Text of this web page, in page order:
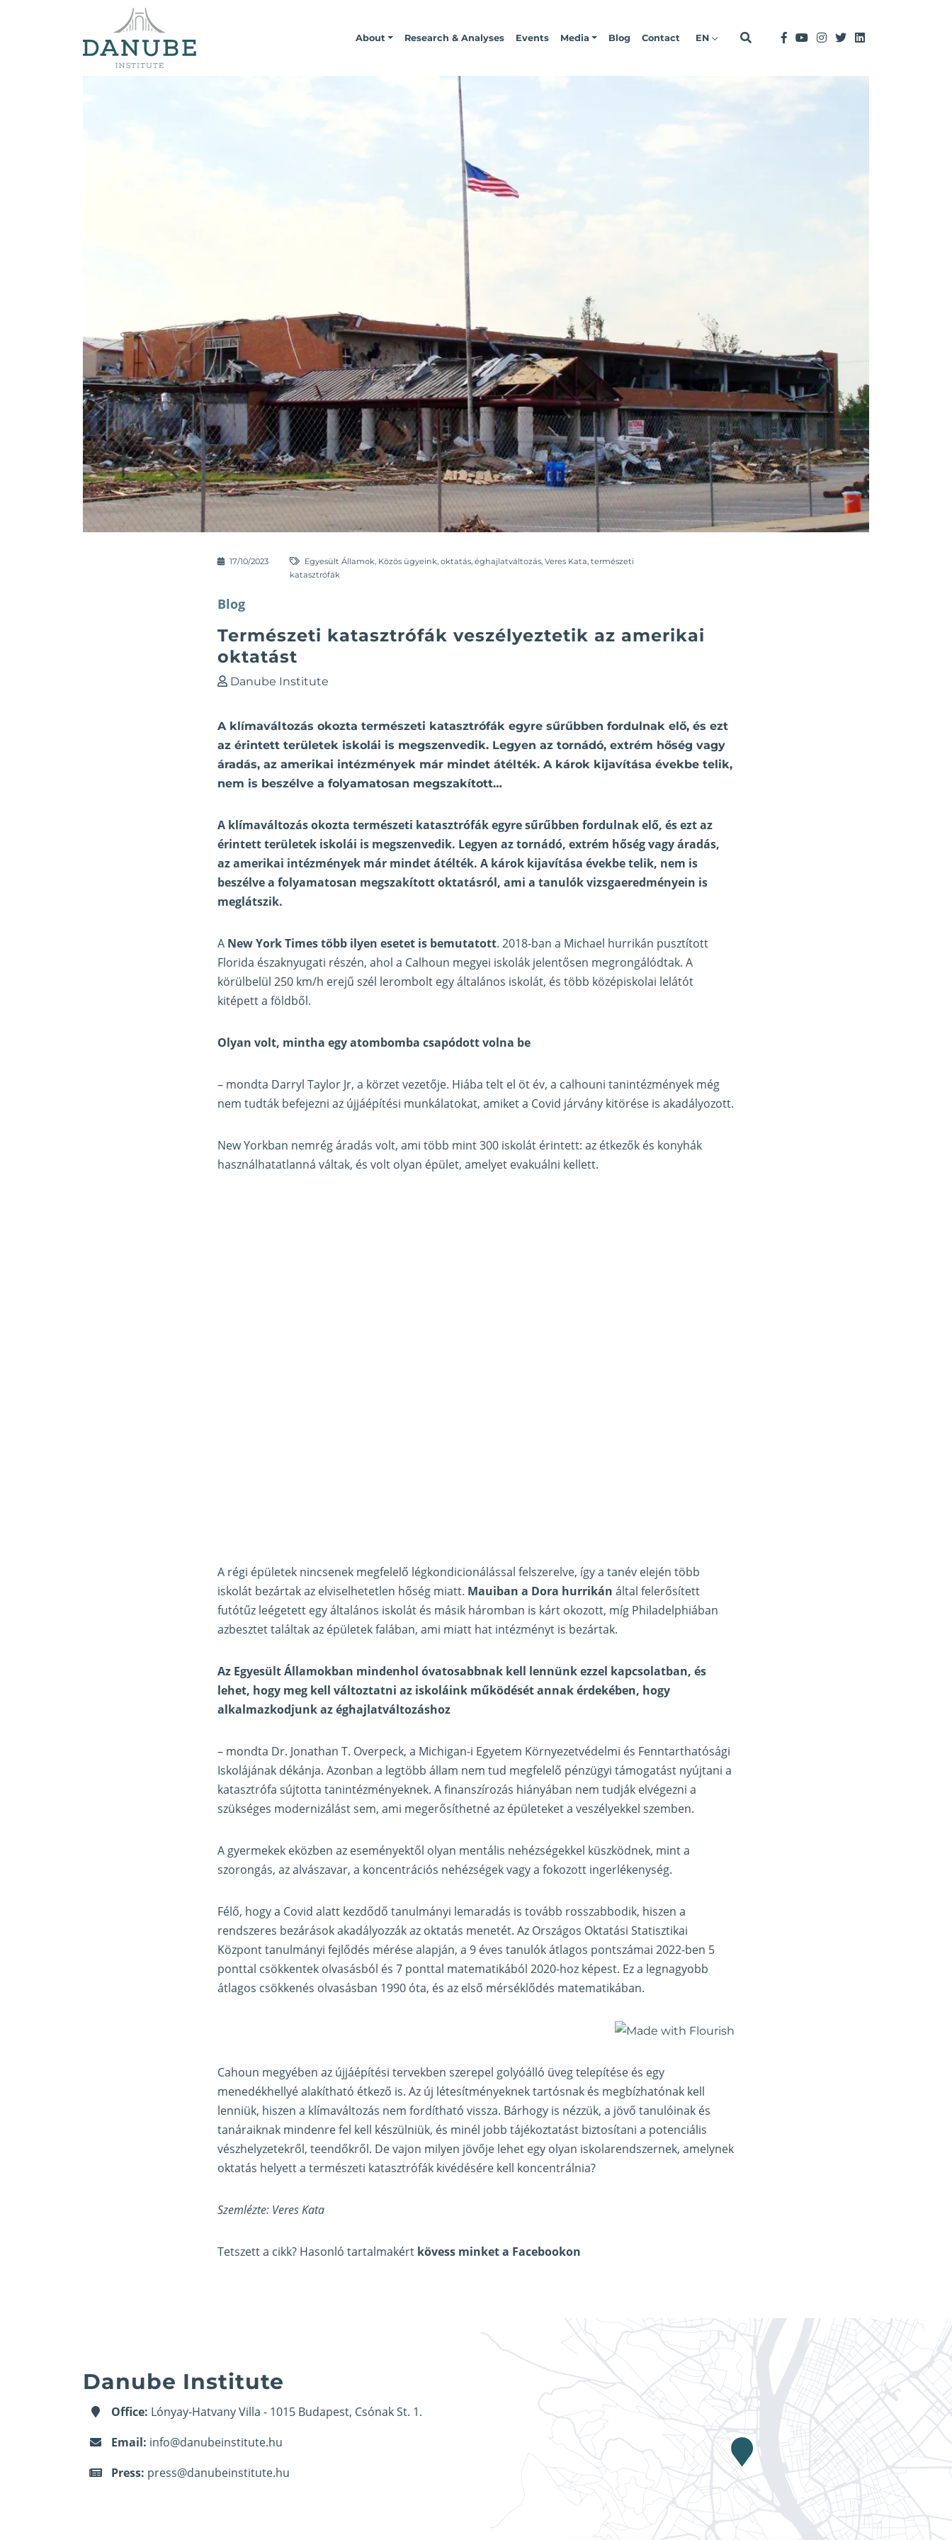
About Research & Analyses Events Media Blog Contact EN
17/10/2023 Egyesült Államok Közös ügyeink oktatás éghajlatváltozás Veres Kata természeti
katasztrófák
Blog
Természeti katasztrófák veszélyeztetik az amerikai
oktatást
Danube Institute
A klímaváltozás okozta természeti katasztrófák egyre sűrűbben fordulnak elő, és ezt
az érintett területek iskolái is megszenvedik. Legyen az tornádó, extrém hőség vagy
áradás, az amerikai intézmények már mindet átélték. A károk kijavítása évekbe telik,
nem is beszélve a folyamatosan megszakított…
A klímaváltozás okozta természeti katasztrófák egyre sűrűbben fordulnak elő, és ezt az
érintett területek iskolái is megszenvedik. Legyen az tornádó, extrém hőség vagy áradás,
az amerikai intézmények már mindet átélték. A károk kijavítása évekbe telik, nem is
beszélve a folyamatosan megszakított oktatásról, ami a tanulók vizsgaeredményein is
meglátszik.
A New York Times több ilyen esetet is bemutatott. 2018-ban a Michael hurrikán pusztított
Florida északnyugati részén, ahol a Calhoun megyei iskolák jelentősen megrongálódtak. A
körülbelül 250 km/h erejű szél lerombolt egy általános iskolát, és több középiskolai lelátót
kitépett a földből.
Olyan volt, mintha egy atombomba csapódott volna be
– mondta Darryl Taylor Jr, a körzet vezetője. Hiába telt el öt év, a calhouni tanintézmények még
nem tudták befejezni az újjáépítési munkálatokat, amiket a Covid járvány kitörése is akadályozott.
New Yorkban nemrég áradás volt, ami több mint 300 iskolát érintett: az étkezők és konyhák
használhatatlanná váltak, és volt olyan épület, amelyet evakuálni kellett.
A régi épületek nincsenek megfelelő légkondicionálással felszerelve, így a tanév elején több
iskolát bezártak az elviselhetetlen hőség miatt. Mauiban a Dora hurrikán által felerősített
futótűz leégetett egy általános iskolát és másik háromban is kárt okozott, míg Philadelphiában
azbesztet találtak az épületek falában, ami miatt hat intézményt is bezártak.
Az Egyesült Államokban mindenhol óvatosabbnak kell lennünk ezzel kapcsolatban, és
lehet, hogy meg kell változtatni az iskoláink működését annak érdekében, hogy
alkalmazkodjunk az éghajlatváltozáshoz
– mondta Dr. Jonathan T. Overpeck, a Michigan-i Egyetem Környezetvédelmi és Fenntarthatósági
Iskolájának dékánja. Azonban a legtöbb állam nem tud megfelelő pénzügyi támogatást nyújtani a
katasztrófa sújtotta tanintézményeknek. A finanszírozás hiányában nem tudják elvégezni a
szükséges modernizálást sem, ami megerősíthetné az épületeket a veszélyekkel szemben.
A gyermekek eközben az eseményektől olyan mentális nehézségekkel küszködnek, mint a
szorongás, az alvászavar, a koncentrációs nehézségek vagy a fokozott ingerlékenység.
Félő, hogy a Covid alatt kezdődő tanulmányi lemaradás is tovább rosszabbodik, hiszen a
rendszeres bezárások akadályozzák az oktatás menetét. Az Országos Oktatási Statisztikai
Központ tanulmányi fejlődés mérése alapján, a 9 éves tanulók átlagos pontszámai 2022-ben 5
ponttal csökkentek olvasásból és 7 ponttal matematikából 2020-hoz képest. Ez a legnagyobb
átlagos csökkenés olvasásban 1990 óta, és az első mérséklődés matematikában.
Cahoun megyében az újjáépítési tervekben szerepel golyóálló üveg telepítése és egy
menedékhellyé alakítható étkező is. Az új létesítményeknek tartósnak és megbízhatónak kell
lenniük, hiszen a klímaváltozás nem fordítható vissza. Bárhogy is nézzük, a jövő tanulóinak és
tanáraiknak mindenre fel kell készülniük, és minél jobb tájékoztatást biztosítani a potenciális
vészhelyzetekről, teendőkről. De vajon milyen jövője lehet egy olyan iskolarendszernek, amelynek
oktatás helyett a természeti katasztrófák kivédésére kell koncentrálnia?
Szemlézte: Veres Kata
Tetszett a cikk? Hasonló tartalmakért kövess minket a Facebookon
Danube Institute
Office: Lónyay-Hatvany Villa - 1015 Budapest, Csónak St. 1.
Email: info@danubeinstitute.hu
Press: press@danubeinstitute.hu